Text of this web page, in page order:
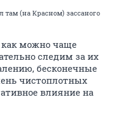
там (на Красном) зассаного
как можно чаще
следим за их
бесконечные
чистоплотных
влияние на